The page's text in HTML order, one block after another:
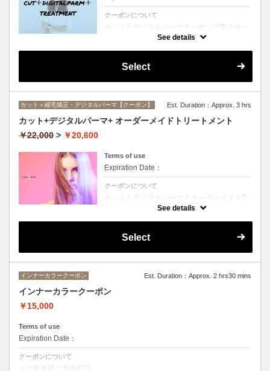
クーポンについて
カットとデジタルパーマとハホニコTrのセッ
トメニュー。毛先ワンカールからふんわりル
ャンプー、ブロー込み。
See details
Select
カット＋縮毛矯正・デジタルパーマ【クーポン】 Est. Duration：Approx. 3 hrs
カット+デジタルパーマ+ オーダーメイドトリートメント
￥22,000 > ￥20,600
Terms of use
Expiration Date：
クーポンについて
カットとデジタルパーマとオーダーメイドTr
のセットメニュー。抜群の艶！ハリ、コシ！
鮮やかなハイトーンカラーも、極上美しい髪
See details
Select
インナーカラークーポン Est. Duration：Approx. 2 hrs30 mins
インナーカラークーポン
￥15,000
Terms of use
Expiration Date：
クーポンについて
※ご新規様ご予約不可